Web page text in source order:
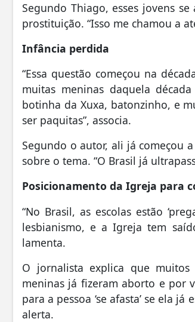
Segundo Thiago, esses jovens
prostituição. “Isso me chamou a
Infância perdida
“Essa questão começou na
muitas meninas daquela
botinha da Xuxa, batonzinho, e
ser paquitas”, associa.
Segundo o autor, ali já começou
sobre o tema. “O Brasil já
Posicionamento da Igreja para
“No Brasil, as escolas estão
lesbianismo, e a Igreja tem
lamenta.
O jornalista explica que
meninas já fizeram aborto e por
para a pessoa ‘se afasta’ se ela
alerta.